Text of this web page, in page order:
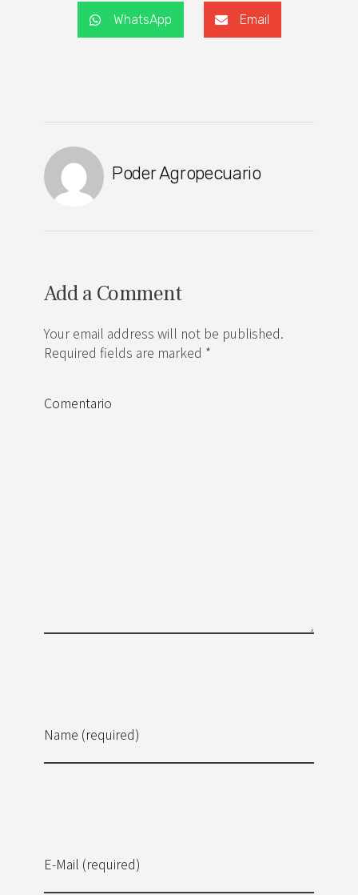
WhatsApp Email
Poder Agropecuario
Add a Comment
Your email address will not be published.
Required fields are marked *
Name (required)
E-Mail (required)
Comentario